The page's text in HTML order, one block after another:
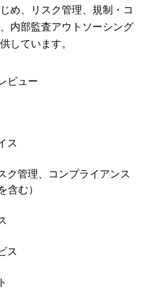
め、リスク管理、規制・コ
内部監査アウトソーシング
しています。
ビュー
ス
ク管理、コンプライアンス
含む）
ス